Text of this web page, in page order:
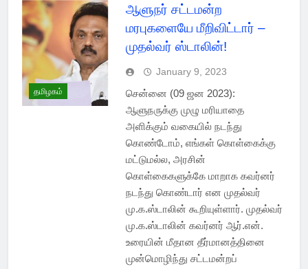
தமிழகம்
ஆளுநர் சட்டமன்ற
மரபுகளையே மீறிவிட்டார் –
முதல்வர் ஸ்டாலின்!
January 9, 2023
சென்னை (09 ஜன 2023):
ஆளுநருக்கு முழு மரியாதை
அளிக்கும் வகையில் நடந்து
கொண்டோம், எங்கள் கொள்கைக்கு
மட்டுமல்ல, அரசின்
கொள்கைகளுக்கே மாறாக கவர்னர்
நடந்து கொண்டார் என முதல்வர்
மு.க.ஸ்டாலின் கூறியுள்ளார். முதல்வர்
மு.க.ஸ்டாலின் கவர்னர் ஆர்.என்.
உரையின் மீதான தீர்மானத்தினை
முன்மொழிந்து சட்டமன்றப்